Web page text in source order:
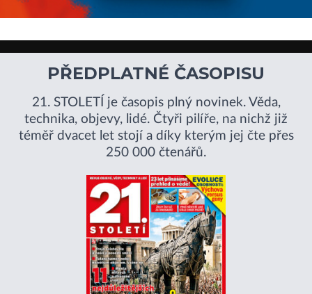
PŘEDPLATNÉ ČASOPISU
21. STOLETÍ je časopis plný novinek. Věda,
technika, objevy, lidé. Čtyři pilíře, na nichž již
téměř dvacet let stojí a díky kterým jej čte přes
250 000 čtenářů.